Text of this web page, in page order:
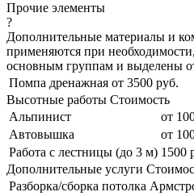
Прочие элементы
?
Дополнительные материалы и
применяются при
основным группам и выделены
Помпа дренажная от 3500 руб.
Высотные работы Стоимость
Альпинист
от
Автовышка
от
Работа с лестницы (до 3 м) 1500
Дополнительные услуги
Разборка/сборка потолка